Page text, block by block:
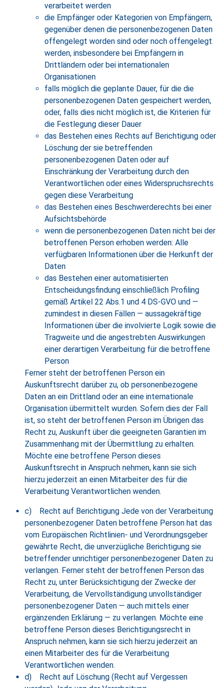
verarbeitet werden
die Empfänger oder Kategorien von Empfängern,
gegenüber denen die personenbezogenen Daten
offengelegt worden sind oder noch offengelegt
werden, insbesondere bei Empfängern in
Drittländern oder bei internationalen
Organisationen
falls möglich die geplante Dauer, für die die
personenbezogenen Daten gespeichert werden,
oder, falls dies nicht möglich ist, die Kriterien für
die Festlegung dieser Dauer
das Bestehen eines Rechts auf Berichtigung oder
Löschung der sie betreffenden
personenbezogenen Daten oder auf
Einschränkung der Verarbeitung durch den
Verantwortlichen oder eines Widerspruchsrechts
gegen diese Verarbeitung
das Bestehen eines Beschwerderechts bei einer
Aufsichtsbehörde
wenn die personenbezogenen Daten nicht bei der
betroffenen Person erhoben werden: Alle
verfügbaren Informationen über die Herkunft der
Daten
das Bestehen einer automatisierten
Entscheidungsfindung einschließlich Profiling
gemäß Artikel 22 Abs.1 und 4 DS-GVO und —
zumindest in diesen Fällen — aussagekräftige
Informationen über die involvierte Logik sowie die
Tragweite und die angestrebten Auswirkungen
einer derartigen Verarbeitung für die betroffene
Person
Ferner steht der betroffenen Person ein
Auskunftsrecht darüber zu, ob personenbezogene
Daten an ein Drittland oder an eine internationale
Organisation übermittelt wurden. Sofern dies der Fall
ist, so steht der betroffenen Person im Übrigen das
Recht zu, Auskunft über die geeigneten Garantien im
Zusammenhang mit der Übermittlung zu erhalten.
Möchte eine betroffene Person dieses
Auskunftsrecht in Anspruch nehmen, kann sie sich
hierzu jederzeit an einen Mitarbeiter des für die
Verarbeitung Verantwortlichen wenden.
c) Recht auf Berichtigung Jede von der Verarbeitung
personenbezogener Daten betroffene Person hat das
vom Europäischen Richtlinien- und Verordnungsgeber
gewährte Recht, die unverzügliche Berichtigung sie
betreffender unrichtiger personenbezogener Daten zu
verlangen. Ferner steht der betroffenen Person das
Recht zu, unter Berücksichtigung der Zwecke der
Verarbeitung, die Vervollständigung unvollständiger
personenbezogener Daten — auch mittels einer
ergänzenden Erklärung — zu verlangen. Möchte eine
betroffene Person dieses Berichtigungsrecht in
Anspruch nehmen, kann sie sich hierzu jederzeit an
einen Mitarbeiter des für die Verarbeitung
Verantwortlichen wenden.
d) Recht auf Löschung (Recht auf Vergessen